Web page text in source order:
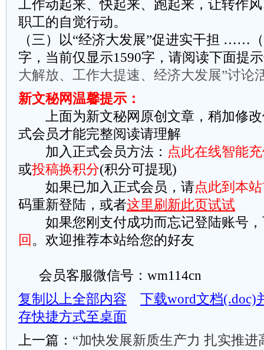
工作动起来、快起来、跑起来，让转作
职工的自觉行动。
（三）以“经济大发展”促进实干担 ……
字，当前仅显示1590字，请阅读下面提
大解放、工作大提速、经济大发展”讨论
新文秘网温馨提示：
上面为新文秘网原创文章，稍加修改
式会员才能完整阅读请理解
加入正式会员方法： 点此在线智能
或投稿换积分(积分可提现)
如果已加入正式会员，请点此到本
码重新登陆，或者这里刷新此页试试
如果您刚支付成功而忘记登陆账号，
回 。欢迎推荐本站给您的好友
会员客服微信号：wm114cn
复制以上全部内容
下载word文档(.doc)
存快捷方式至桌面
上一篇： “加快发展新质生产力 扎实推进